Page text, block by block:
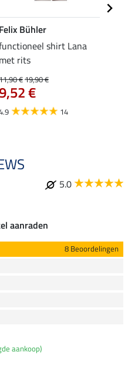
Felix Bühler
shirt Lana
met rits
€19,90 €
€
14
5.0
aanraden
8 Beoordelingen
aankoop)